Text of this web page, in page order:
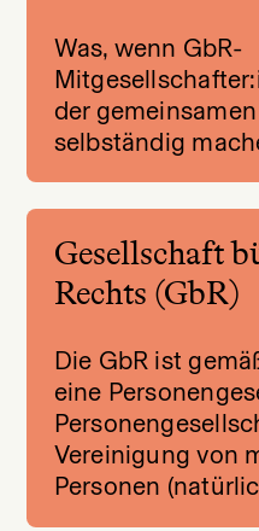
Was, wenn GbR-
der
selbständig
Gesellschaft
Rechts (GbR)
Die GbR ist
eine
Vereinigung von
Personen